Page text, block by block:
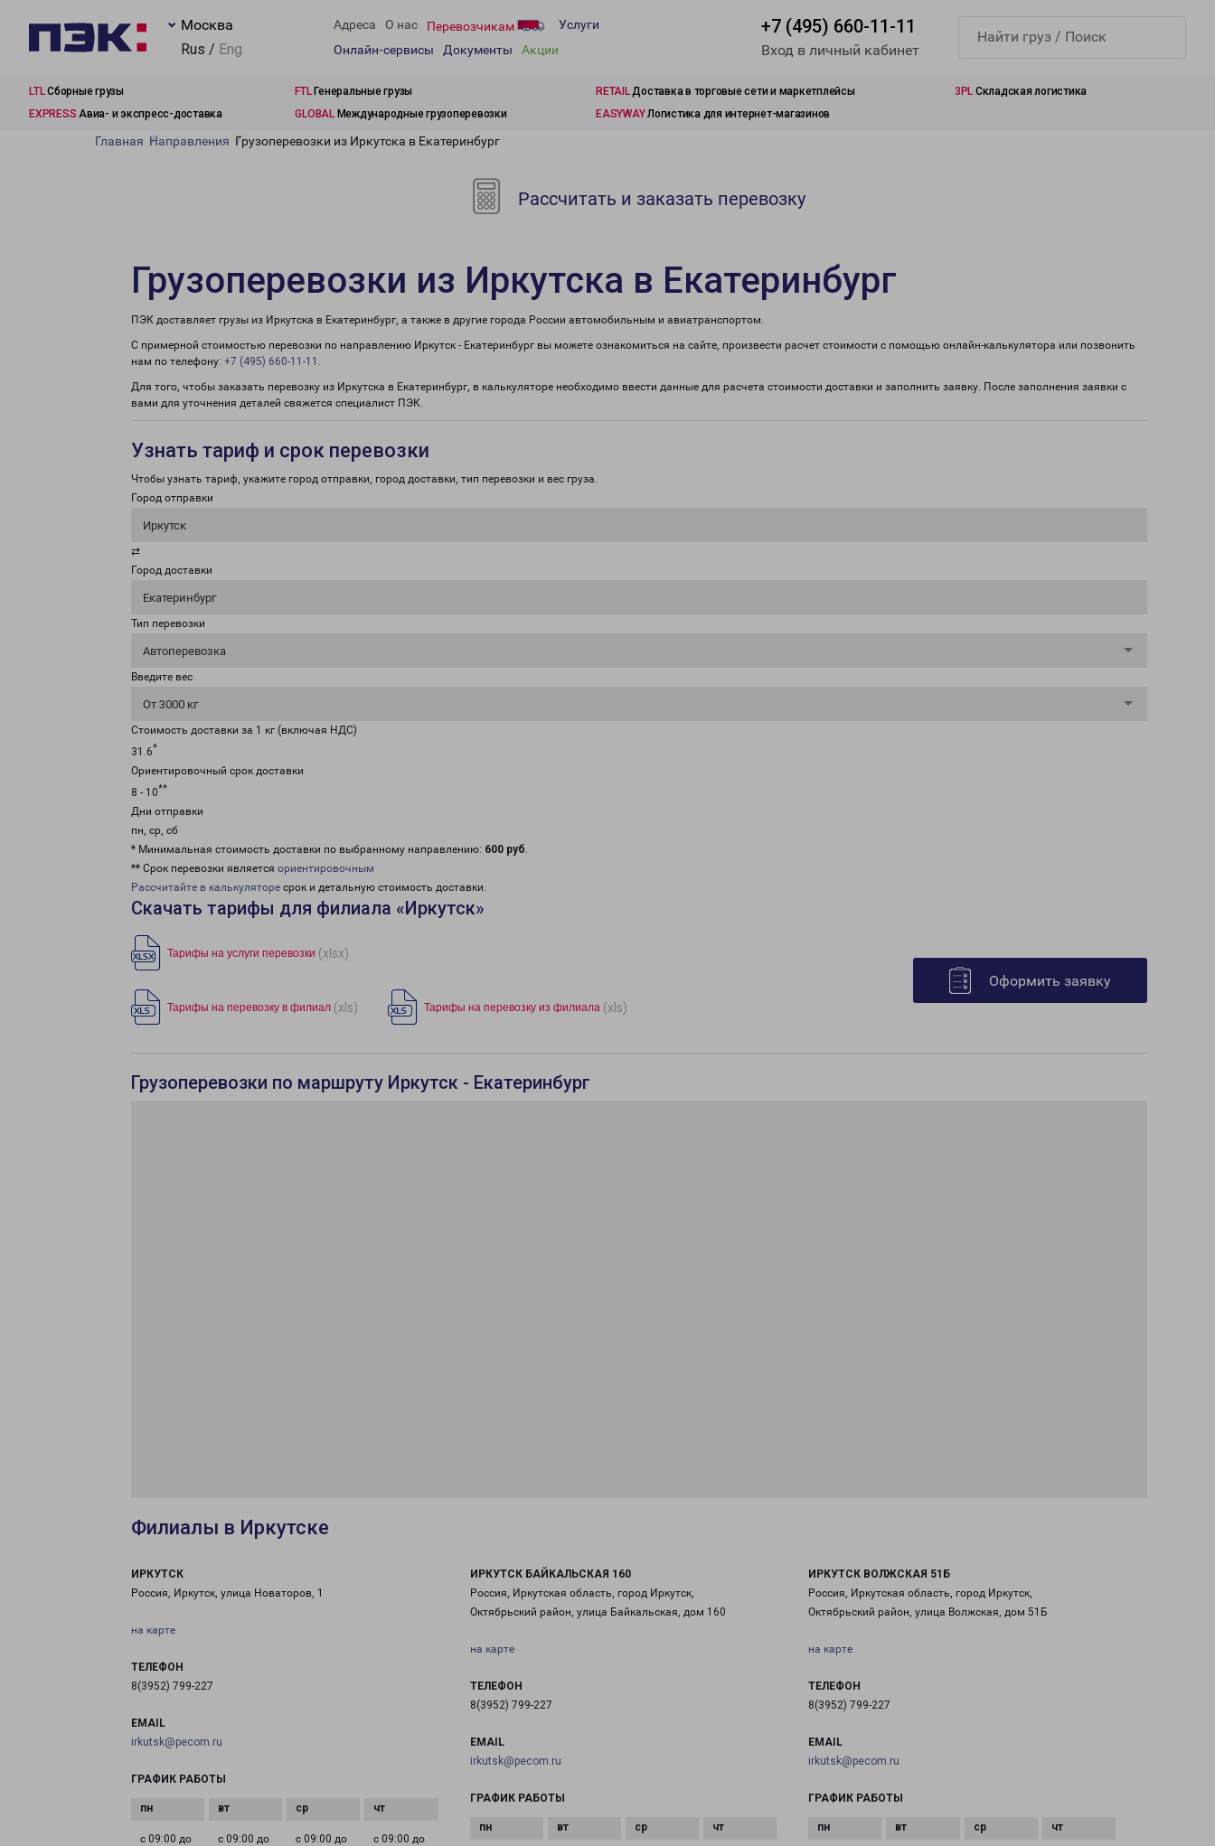
Москва
Rus / Eng
Адреса О нас Перевозчикам
Услуги
Онлайн-сервисы
Документы Акции
+7 (495) 660-11-11
Вход в личный кабинет
LTLСборные грузы FTLГенеральные грузы RETAILДоставка в торговые сети и маркетплейсы 3PL Складская логистика
EXPRESS Авиа- и экспресс-доставка GLOBALМеждународные грузоперевозки EASYWAYЛогистика для интернет-магазинов
Главная Направления Грузоперевозки из Иркутска в Екатеринбург
Рассчитать и заказать перевозку
Грузоперевозки из Иркутска в Екатеринбург
ПЭК доставляет грузы из Иркутска в Екатеринбург, а также в другие города России автомобильным и авиатранспортом.
С примерной стоимостью перевозки по направлению Иркутск - Екатеринбург вы можете ознакомиться на сайте, произвести расчет стоимости с помощью онлайн-калькулятора или позвонить
нам по телефону: +7 (495) 660-11-11 .
Для того, чтобы заказать перевозку из Иркутска в Екатеринбург, в калькуляторе необходимо ввести данные для расчета стоимости доставки и заполнить заявку. После заполнения заявки с
вами для уточнения деталей свяжется специалист ПЭК.
Узнать тариф и срок перевозки
Чтобы узнать тариф, укажите город отправки, город доставки, тип перевозки и вес груза.
Город отправки
Иркутск
⇄
Город доставки
Екатеринбург
Тип перевозки
Автоперевозка
Введите вес
От 3000 кг
Стоимость доставки за 1 кг (включая НДС)
31.6*
Ориентировочный срок доставки
8 - 10**
Дни отправки
пн, ср, сб
* Минимальная стоимость доставки по выбранному направлению: 600 руб.
** Срок перевозки является ориентировочным
Рассчитайте в калькуляторе срок и детальную стоимость доставки.
Скачать тарифы для филиала «Иркутск»
Тарифы на услуги перевозки (xlsx)
Тарифы на перевозку в филиал (xls) Тарифы на перевозку из филиала (xls)
Оформить заявку
Грузоперевозки по маршруту Иркутск - Екатеринбург
Филиалы в Иркутске
ИРКУТСК
Россия, Иркутск, улица Новаторов, 1
на карте
ТЕЛЕФОН
8(3952) 799-227
EMAIL
irkutsk@pecom.ru
ГРАФИК РАБОТЫ
с 09:00 до
с 09:00 до
с 09:00 до
с 09:00 до
ИРКУТСК БАЙКАЛЬСКАЯ 160
Россия, Иркутская область, город Иркутск,
Октябрьский район, улица Байкальская, дом 160
на карте
ТЕЛЕФОН
8(3952) 799-227
EMAIL
irkutsk@pecom.ru
ГРАФИК РАБОТЫ
ИРКУТСК ВОЛЖСКАЯ 51Б
Россия, Иркутская область, город Иркутск,
Октябрьский район, улица Волжская, дом 51Б
на карте
ТЕЛЕФОН
8(3952) 799-227
EMAIL
irkutsk@pecom.ru
ГРАФИК РАБОТЫ